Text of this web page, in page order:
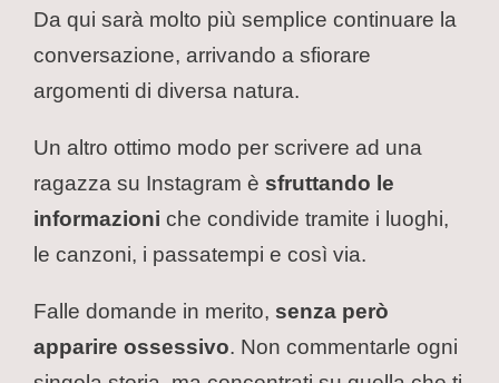
Da qui sarà molto più semplice continuare la
conversazione, arrivando a sfiorare
argomenti di diversa natura.
Un altro ottimo modo per scrivere ad una
ragazza su Instagram è sfruttando le
informazioni che condivide tramite i luoghi,
le canzoni, i passatempi e così via.
Falle domande in merito, senza però
apparire ossessivo. Non commentarle ogni